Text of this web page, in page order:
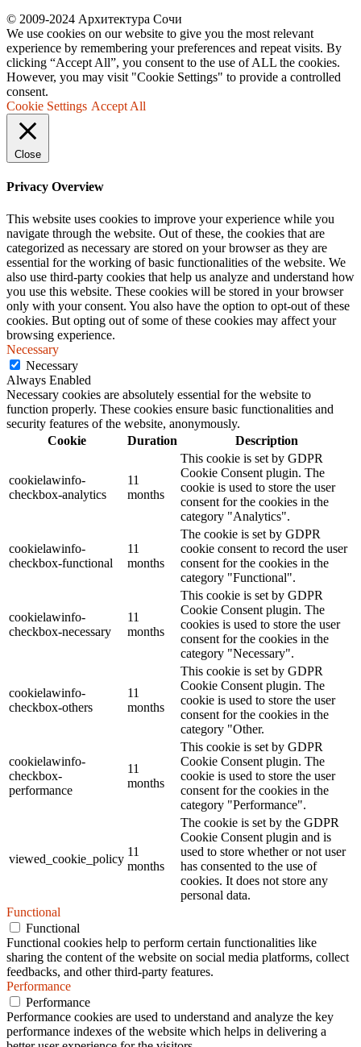
© 2009-2024 Архитектура Сочи
We use cookies on our website to give you the most relevant
experience by remembering your preferences and repeat visits. By
clicking “Accept All”, you consent to the use of ALL the cookies.
However, you may visit "Cookie Settings" to provide a controlled
consent.
Cookie Settings Accept All
Close
Privacy Overview
This website uses cookies to improve your experience while you
navigate through the website. Out of these, the cookies that are
categorized as necessary are stored on your browser as they are
essential for the working of basic functionalities of the website. We
also use third-party cookies that help us analyze and understand how
you use this website. These cookies will be stored in your browser
only with your consent. You also have the option to opt-out of these
cookies. But opting out of some of these cookies may affect your
browsing experience.
Necessary
Necessary
Always Enabled
Necessary cookies are absolutely essential for the website to
function properly. These cookies ensure basic functionalities and
security features of the website, anonymously.
Cookie
Duration Description
cookielawinfo-
checkbox-analytics
11
months
This cookie is set by GDPR
Cookie Consent plugin. The
cookie is used to store the user
consent for the cookies in the
category "Analytics".
cookielawinfo-
checkbox-functional
11
months
The cookie is set by GDPR
cookie consent to record the user
consent for the cookies in the
category "Functional".
cookielawinfo-
checkbox-necessary
11
months
This cookie is set by GDPR
Cookie Consent plugin. The
cookies is used to store the user
consent for the cookies in the
category "Necessary".
cookielawinfo-
checkbox-others
11
months
This cookie is set by GDPR
Cookie Consent plugin. The
cookie is used to store the user
consent for the cookies in the
category "Other.
cookielawinfo-
checkbox-
performance
11
months
This cookie is set by GDPR
Cookie Consent plugin. The
cookie is used to store the user
consent for the cookies in the
category "Performance".
viewed_cookie_policy
11
months
The cookie is set by the GDPR
Cookie Consent plugin and is
used to store whether or not user
has consented to the use of
cookies. It does not store any
personal data.
Functional
Functional
Functional cookies help to perform certain functionalities like
sharing the content of the website on social media platforms, collect
feedbacks, and other third-party features.
Performance
Performance
Performance cookies are used to understand and analyze the key
performance indexes of the website which helps in delivering a